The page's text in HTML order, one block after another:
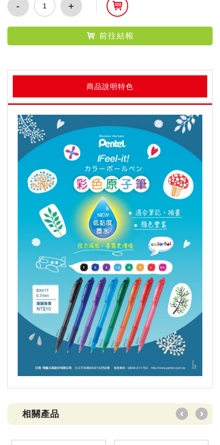
- +
前往結帳
商品說明特色
相關產品